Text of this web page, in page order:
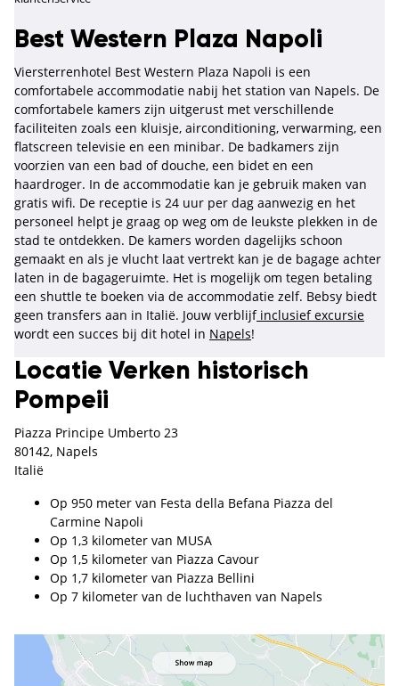
Best Western Plaza Napoli
Viersterrenhotel Best Western Plaza Napoli is een
comfortabele accommodatie nabij het station van Napels. De
comfortabele kamers zijn uitgerust met verschillende
faciliteiten zoals een kluisje, airconditioning, verwarming, een
flatscreen televisie en een minibar. De badkamers zijn
voorzien van een bad of douche, een bidet en een
haardroger. In de accommodatie kan je gebruik maken van
gratis wifi. De receptie is 24 uur per dag aanwezig en het
personeel helpt je graag op weg om de leukste plekken in de
stad te ontdekken. De kamers worden dagelijks schoon
gemaakt en als je vlucht laat vertrekt kan je de bagage achter
laten in de bagageruimte. Het is mogelijk om tegen betaling
een shuttle te boeken via de accommodatie zelf. Bebsy biedt
geen transfers aan in Italië. Jouw verblijfinclusief excursie
wordt een succes bij dit hotel in Napels!
Locatie Verken historisch
Pompeii
Piazza Principe Umberto 23
80142, Napels
Italië
Op 950 meter van Festa della Befana Piazza del
Carmine Napoli
Op 1,3 kilometer van MUSA
Op 1,5 kilometer van Piazza Cavour
Op 1,7 kilometer van Piazza Bellini
Op 7 kilometer van de luchthaven van Napels